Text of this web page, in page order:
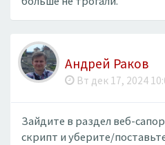
Андрей Раков
Вт дек 17, 2024
Зайдите в раздел веб-
скрипт и уберите/